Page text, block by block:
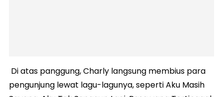
Di atas panggung, Charly langsung membius para
pengunjung lewat lagu-lagunya, seperti Aku Masih